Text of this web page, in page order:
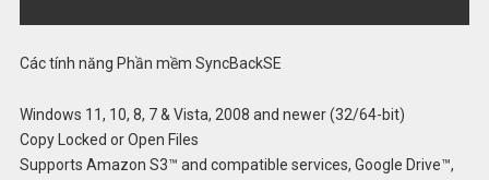
Các tính năng Phần mềm SyncBackSE
Windows 11, 10, 8, 7 & Vista, 2008 and newer (32/64-bit)
Copy Locked or Open Files
Supports Amazon S3™ and compatible services, Google Drive™,